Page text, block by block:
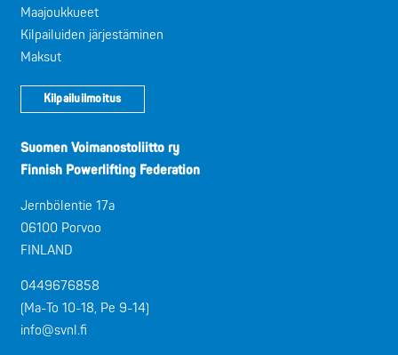
Maajoukkueet
Kilpailuiden järjestäminen
Maksut
Kilpailuilmoitus
Suomen Voimanostoliitto ry
Finnish Powerlifting Federation
Jernbölentie 17a
06100 Porvoo
FINLAND
0449676858
(Ma-To 10-18, Pe 9-14)
info@svnl.fi